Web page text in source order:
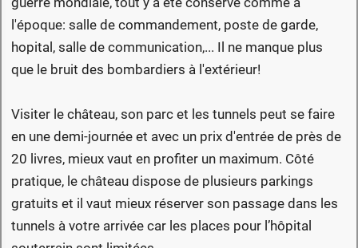
l'époque: salle de commandement, poste de garde,
hopital, salle de communication,... Il ne manque plus
que le bruit des bombardiers à l'extérieur!
Visiter le château, son parc et les tunnels peut se faire
en une demi-journée et avec un prix d'entrée de près de
20 livres, mieux vaut en profiter un maximum. Côté
pratique, le château dispose de plusieurs parkings
gratuits et il vaut mieux réserver son passage dans les
tunnels à votre arrivée car les places pour l’hôpital